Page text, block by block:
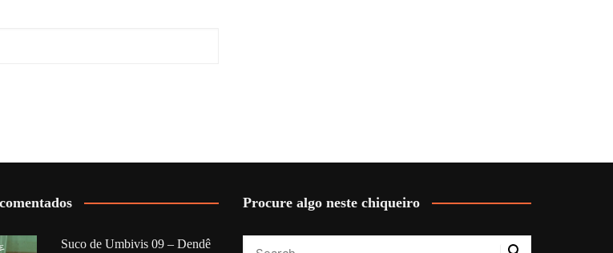
Suco de Umbivis 09 – Dendê
Procure algo neste chiqueiro